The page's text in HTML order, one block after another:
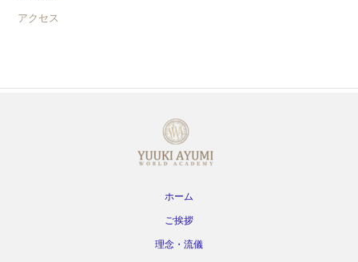
アクセス
ホーム
ご挨拶
理念・流儀